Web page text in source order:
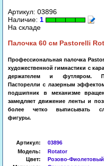
Артикул: 03896
Наличие: 1
На складе
Палочка 60 см Pastorelli
Профессиональная палочка
художественной гимнастики с
держателем и футляром.
Пасторелли с лазерным
подшипник в механизме
замедляет движение ленты и
более четко выписывать
фигуры.
Артикул:
03896
Модель:
Rotator
Цвет:
Розово-Фиолетовый